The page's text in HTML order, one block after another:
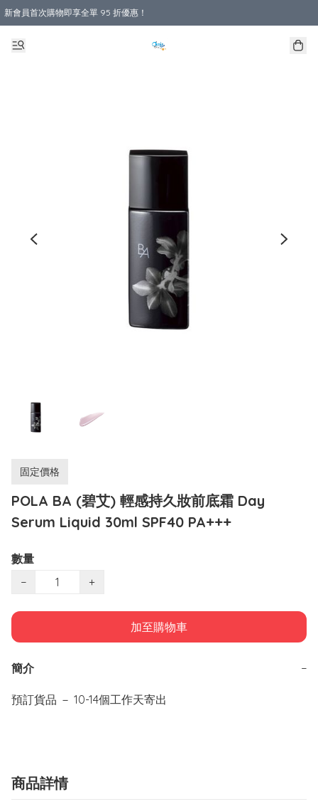
新會員首次購物即享全單 95 折優惠！
購物滿 HKD 800.00即享免運費優惠！（適用於 本地送貨、本地取貨 )
固定價格
POLA BA (碧艾) 輕感持久妝前底霜 Day
Serum Liquid 30ml SPF40 PA+++
數量
−
+
加至購物車
簡介 −
商品詳情